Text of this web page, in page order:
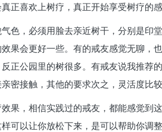
正喜欢上树疗，真正开始享受树疗的感
色，必须用脸去亲近树干，分别是印
果会更好一些。有的戒友感觉无聊，
正公园里的树很多。有戒友说我推荐
密接触，其他的要求次之，灵活度比较
果，相信实践过的戒友，都能感觉到
可以让你放松下来，是可以帮助你调